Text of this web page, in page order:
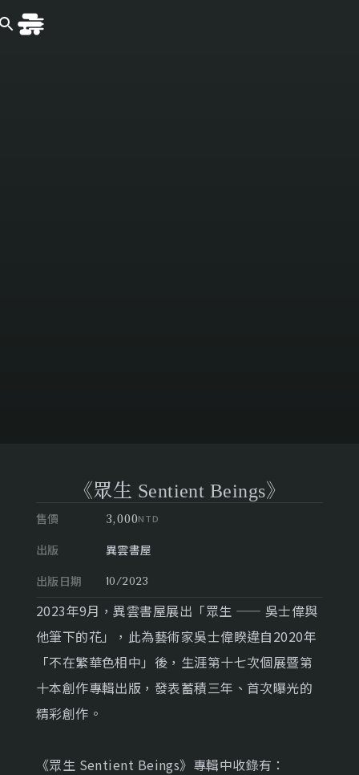
《眾生 Sentient Beings》
售價 3,000NTD
出版
異雲書屋
出版日期
10/2023
2023年9月，異雲書屋展出「眾生 —— 吳士偉與
他筆下的花」，此為藝術家吳士偉睽違自2020年
「不在繁華色相中」後，生涯第十七次個展暨第
十本創作專輯出版，發表蓄積三年、首次曝光的
精彩創作。
《眾生 Sentient Beings》專輯中收錄有：